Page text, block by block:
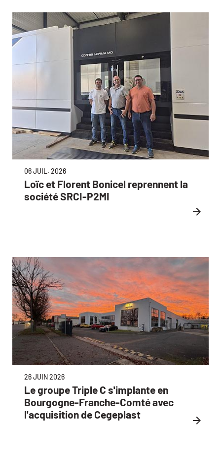
06 JUIL. 2026
Loïc et Florent Bonicel reprennent la
société SRCI-P2MI
26 JUIN 2026
Le groupe Triple C s'implante en
Bourgogne-Franche-Comté avec
l'acquisition de Cegeplast